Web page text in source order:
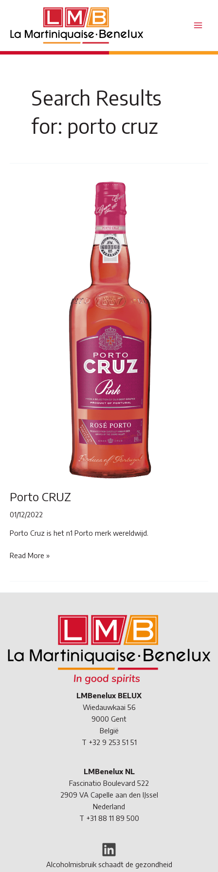
content
Search Results
for: porto cruz
Porto CRUZ
01/12/2022
Porto Cruz is het n1 Porto merk wereldwijd.
Porto
Read More »
LMBenelux BELUX
Wiedauwkaai 56
9000 Gent
België
T +32 9 253 51 51
LMBenelux NL
Fascinatio Boulevard 522
2909 VA Capelle aan den IJssel
Nederland
T +31 88 11 89 500
LinkedIn
Alcoholmisbruik schaadt de gezondheid